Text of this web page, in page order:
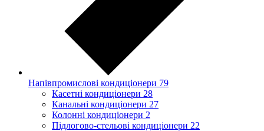
Напівпромислові кондиціонери 79
Касетні кондиціонери 28
Канальні кондиціонери 27
Колонні кондиціонери 2
Підлогово-стельові кондиціонери 22